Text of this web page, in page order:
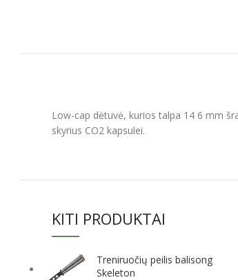
Low-cap dėtuvė, kurios talpa 14 6 mm
skyrius CO2 kapsulei.
KITI PRODUKTAI
Treniruočių peilis balisong
Skeleton